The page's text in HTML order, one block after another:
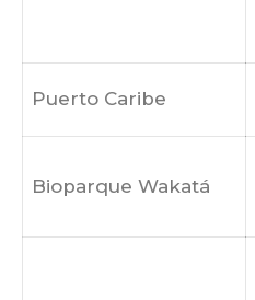
Puerto Caribe
Bioparque Wakatá